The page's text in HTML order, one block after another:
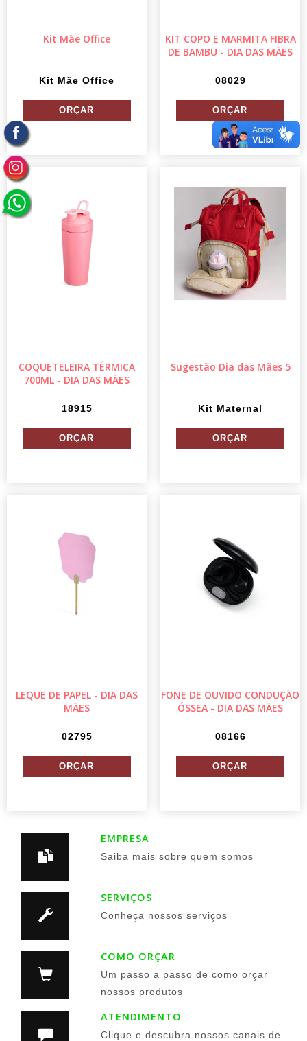
Kit Mãe Office
Kit Mãe Office
KIT COPO E MARMITA FIBRA
DE BAMBU - DIA DAS MÃES
08029
COQUETELEIRA TÉRMICA
700ML - DIA DAS MÃES
18915
Sugestão Dia das Mães 5
Kit Maternal
LEQUE DE PAPEL - DIA DAS
MÃES
02795
FONE DE OUVIDO CONDUÇÃO
ÓSSEA - DIA DAS MÃES
08166
EMPRESA
Saiba mais sobre quem somos
SERVIÇOS
Conheça nossos serviços
COMO ORÇAR
Um passo a passo de como orçar
nossos produtos
ATENDIMENTO
Clique e descubra nossos canais de